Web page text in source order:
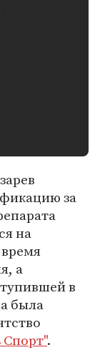
за
на
а
в
была
Спорт".